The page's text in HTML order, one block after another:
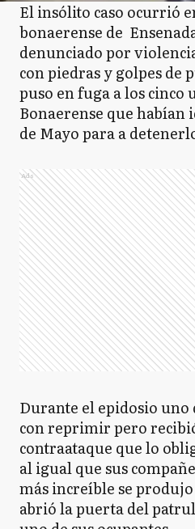
El insólito caso ocurrió
bonaerense de
denunciado por
con piedras y golpes de
puso en fuga a los
Bonaerense que habían
de Mayo para a
Ads
Durante el epidosio uno
con reprimir pero
contraataque que lo
al igual que sus
más increíble se
abrió la puerta del